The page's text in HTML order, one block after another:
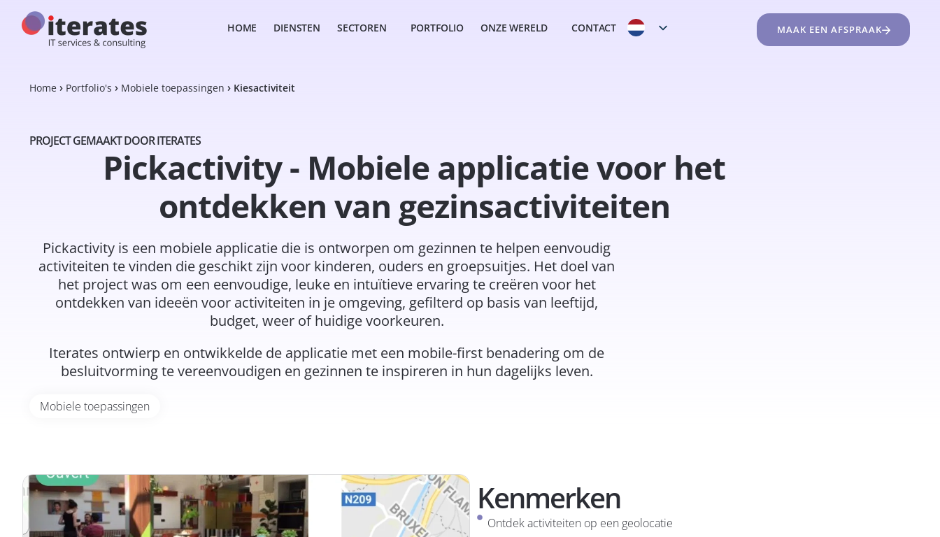
HOME DIENSTEN SECTOREN PORTFOLIO ONZE WERELD CONTACT MAAK EEN AFSPRAAK
Home Portfolio's Mobiele toepassingen Kiesactiviteit
PROJECT GEMAAKT DOOR ITERATES
Pickactivity - Mobiele applicatie voor het
ontdekken van gezinsactiviteiten
Pickactivity is een mobiele applicatie die is ontworpen om gezinnen te helpen eenvoudig
activiteiten te vinden die geschikt zijn voor kinderen, ouders en groepsuitjes. Het doel van
het project was om een eenvoudige, leuke en intuïtieve ervaring te creëren voor het
ontdekken van ideeën voor activiteiten in je omgeving, gefilterd op basis van leeftijd,
budget, weer of huidige voorkeuren.
Iterates ontwierp en ontwikkelde de applicatie met een mobile-first benadering om de
besluitvorming te vereenvoudigen en gezinnen te inspireren in hun dagelijks leven.
Mobiele toepassingen
Kenmerken
Ontdek activiteiten op een geolocatie